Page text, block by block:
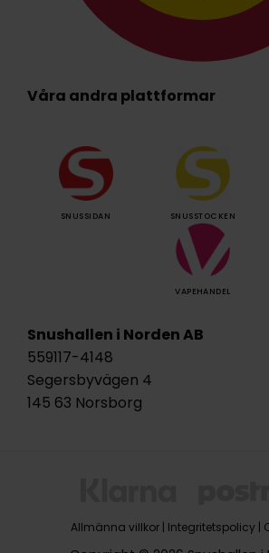
Våra andra plattformar
SNUSSIDAN SNUSSTOCKEN
VAPEHANDEL
Snushallen i Norden AB
559117-4148
Segersbyvägen 4
145 63 Norsborg
Allmänna villkor | Integritetspolicy |